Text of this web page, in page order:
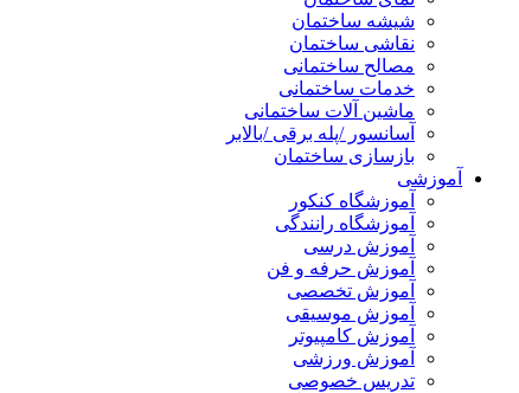
شیشه ساختمان
نقاشی ساختمان
مصالح ساختمانی
خدمات ساختمانی
ماشین آلات ساختمانی
آسانسور /پله برقی /بالابر
بازسازی ساختمان
آموزشی
آموزشگاه کنکور
آموزشگاه رانندگی
آموزش درسی
آموزش حرفه و فن
آموزش تخصصی
آموزش موسیقی
آموزش کامپیوتر
آموزش ورزشی
تدریس خصوصی